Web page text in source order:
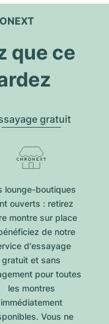
que ce
gratuit
lounge-boutiques
ouverts : retirez
montre sur place
de notre
d'essayage
gratuit et sans
pour toutes
les montres
immédiatement
Vous ne